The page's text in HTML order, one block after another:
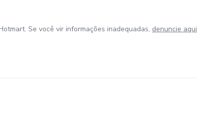
Se você vir informações inadequadas, denuncie aqui